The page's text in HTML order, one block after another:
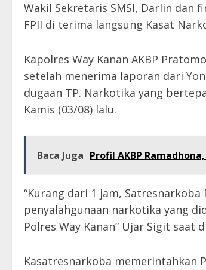
Wakil Sekretaris SMSI, Darlin dan
FPII di terima langsung Kasat
Kapolres Way Kanan AKBP
setelah menerima laporan dari
dugaan TP. Narkotika yang
Kamis (03/08) lalu.
Baca Juga Profil AKBP
“Kurang dari 1 jam,
penyalahgunaan narkotika yang
Polres Way Kanan” Ujar Sigit saat
Kasatresnarkoba memerintahkan